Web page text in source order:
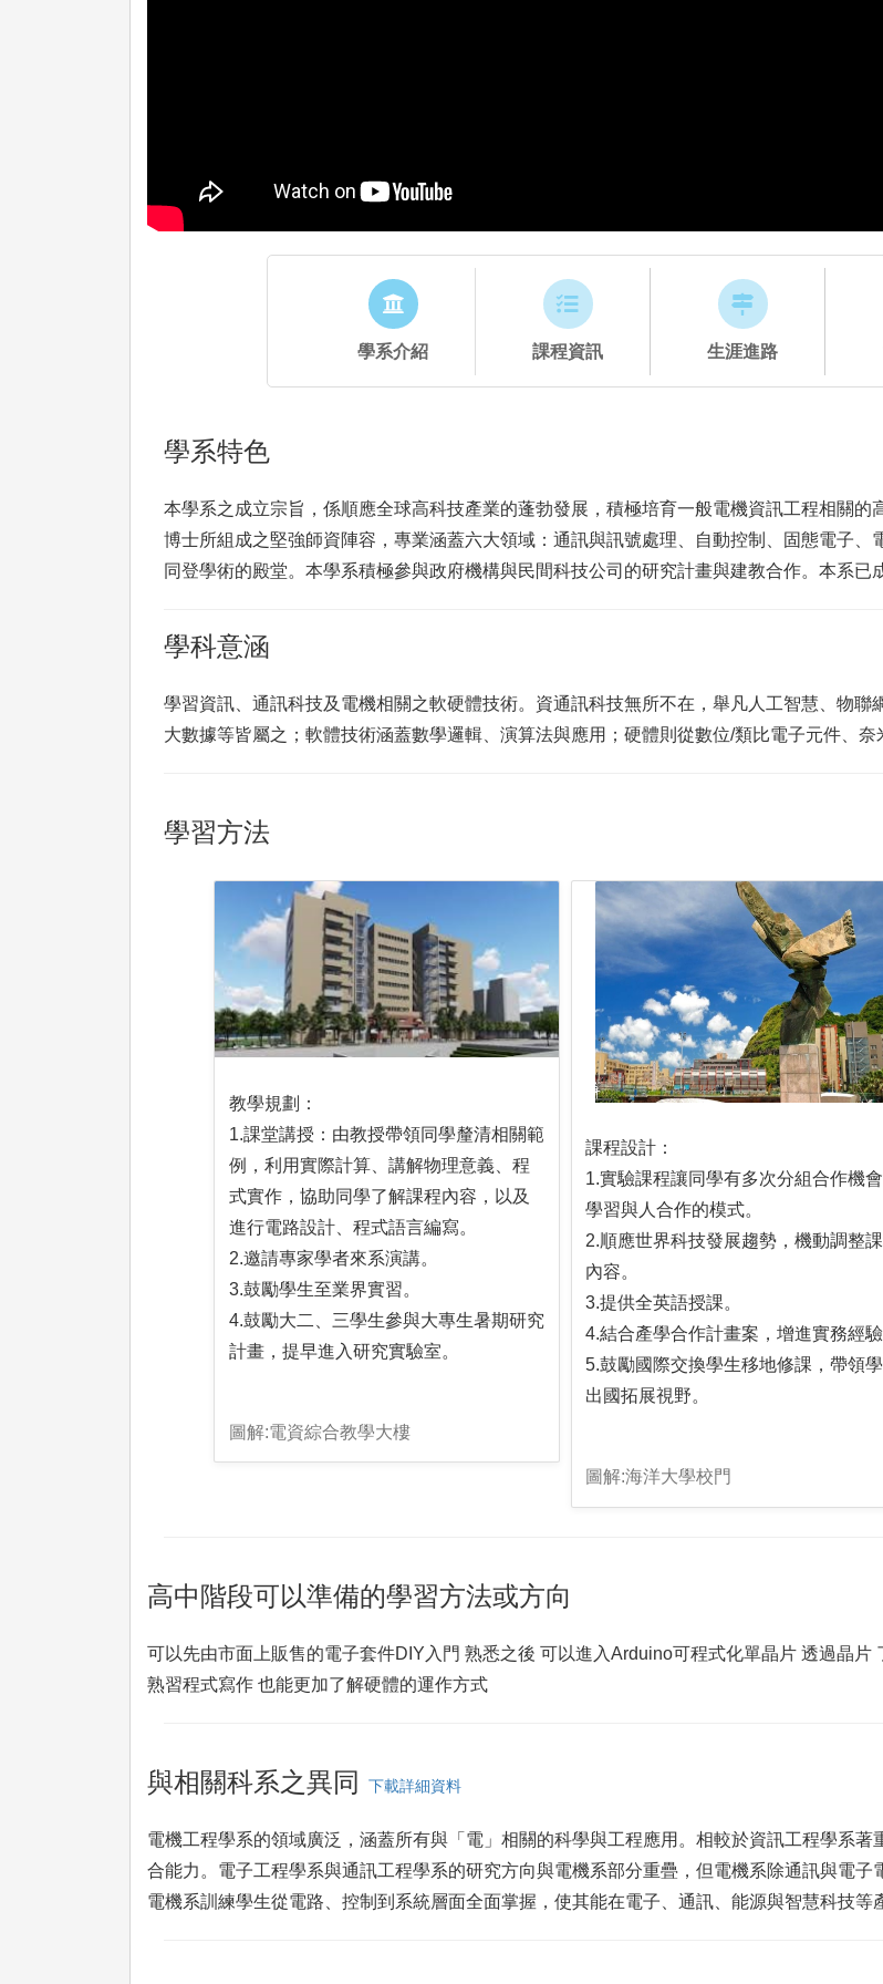
學系介紹 課程資訊 生涯進路
學系特色
本學系之成立宗旨，係順應全球高科技產業的蓬勃發展，積極培育一般電機資訊工程相關
博士所組成之堅強師資陣容，專業涵蓋六大領域：通訊與訊號處理、自動控制、固態電子
同登學術的殿堂。本學系積極參與政府機構與民間科技公司的研究計畫與建教合作。本系已
學科意涵
學習資訊、通訊科技及電機相關之軟硬體技術。資通訊科技無所不在，舉凡人工智慧、物聯
大數據等皆屬之；軟體技術涵蓋數學邏輯、演算法與應用；硬體則從數位/類比電子元件、奈
學習方法
教學規劃：
1.課堂講授：由教授帶領同學釐清相關範
例，利用實際計算、講解物理意義、程
式實作，協助同學了解課程內容，以及
進行電路設計、程式語言編寫。
2.邀請專家學者來系演講。
3.鼓勵學生至業界實習。
4.鼓勵大二、三學生參與大專生暑期研究
計畫，提早進入研究實驗室。
圖解:電資綜合教學大樓
課程設計：
1.實驗課程讓同學有多次分組合作機會
學習與人合作的模式。
2.順應世界科技發展趨勢，機動調整
內容。
3.提供全英語授課。
4.結合產學合作計畫案，增進實務經驗
5.鼓勵國際交換學生移地修課，帶領
出國拓展視野。
圖解:海洋大學校門
高中階段可以準備的學習方法或方向
可以先由市面上販售的電子套件DIY入門 熟悉之後 可以進入Arduino可程式化單晶片 透過晶
熟習程式寫作 也能更加了解硬體的運作方式
與相關科系之異同 下載詳細資料
電機工程學系的領域廣泛，涵蓋所有與「電」相關的科學與工程應用。相較於資訊工程學系
合能力。電子工程學系與通訊工程學系的研究方向與電機系部分重疊，但電機系除通訊與電子
電機系訓練學生從電路、控制到系統層面全面掌握，使其能在電子、通訊、能源與智慧科技等